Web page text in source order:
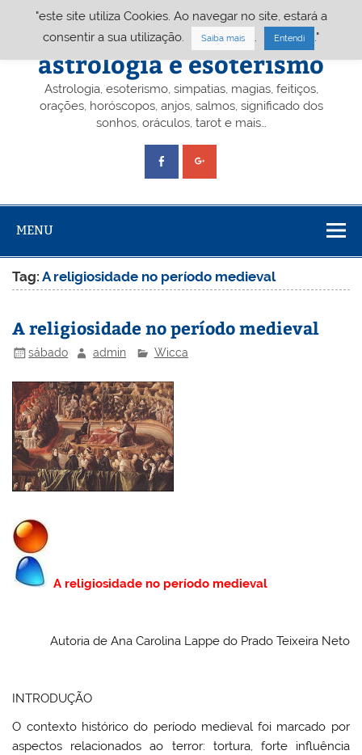
Portal A&E – Portal
astrologia e esoterismo
Astrologia, esoterismo, simpatias, magias, feitiços,
orações, horóscopos, anjos, salmos, significado dos
sonhos, oráculos, tarot e mais…
MENU
Tag:A religiosidade no período medieval
A religiosidade no período medieval
sábado admin Wicca
A religiosidade no período medieval
Autoria de Ana Carolina Lappe do Prado Teixeira Neto
INTRODUÇÃO
O contexto histórico do período medieval foi marcado por
aspectos relacionados ao terror: tortura, forte influência
"este site utiliza Cookies. Ao navegar no site, estará a
consentir a sua utilização.
Saiba mais Entendi ."